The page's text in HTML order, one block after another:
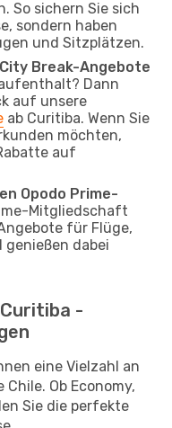
So sichern Sie sich
sondern haben
und Sitzplätzen.
Break-Angebote
Dann
auf unsere
ab Curitiba. Wenn Sie
möchten,
auf
Opodo Prime-
Mitgliedschaft
für Flüge,
dabei
-
eine Vielzahl an
Ob Economy,
Sie die perfekte